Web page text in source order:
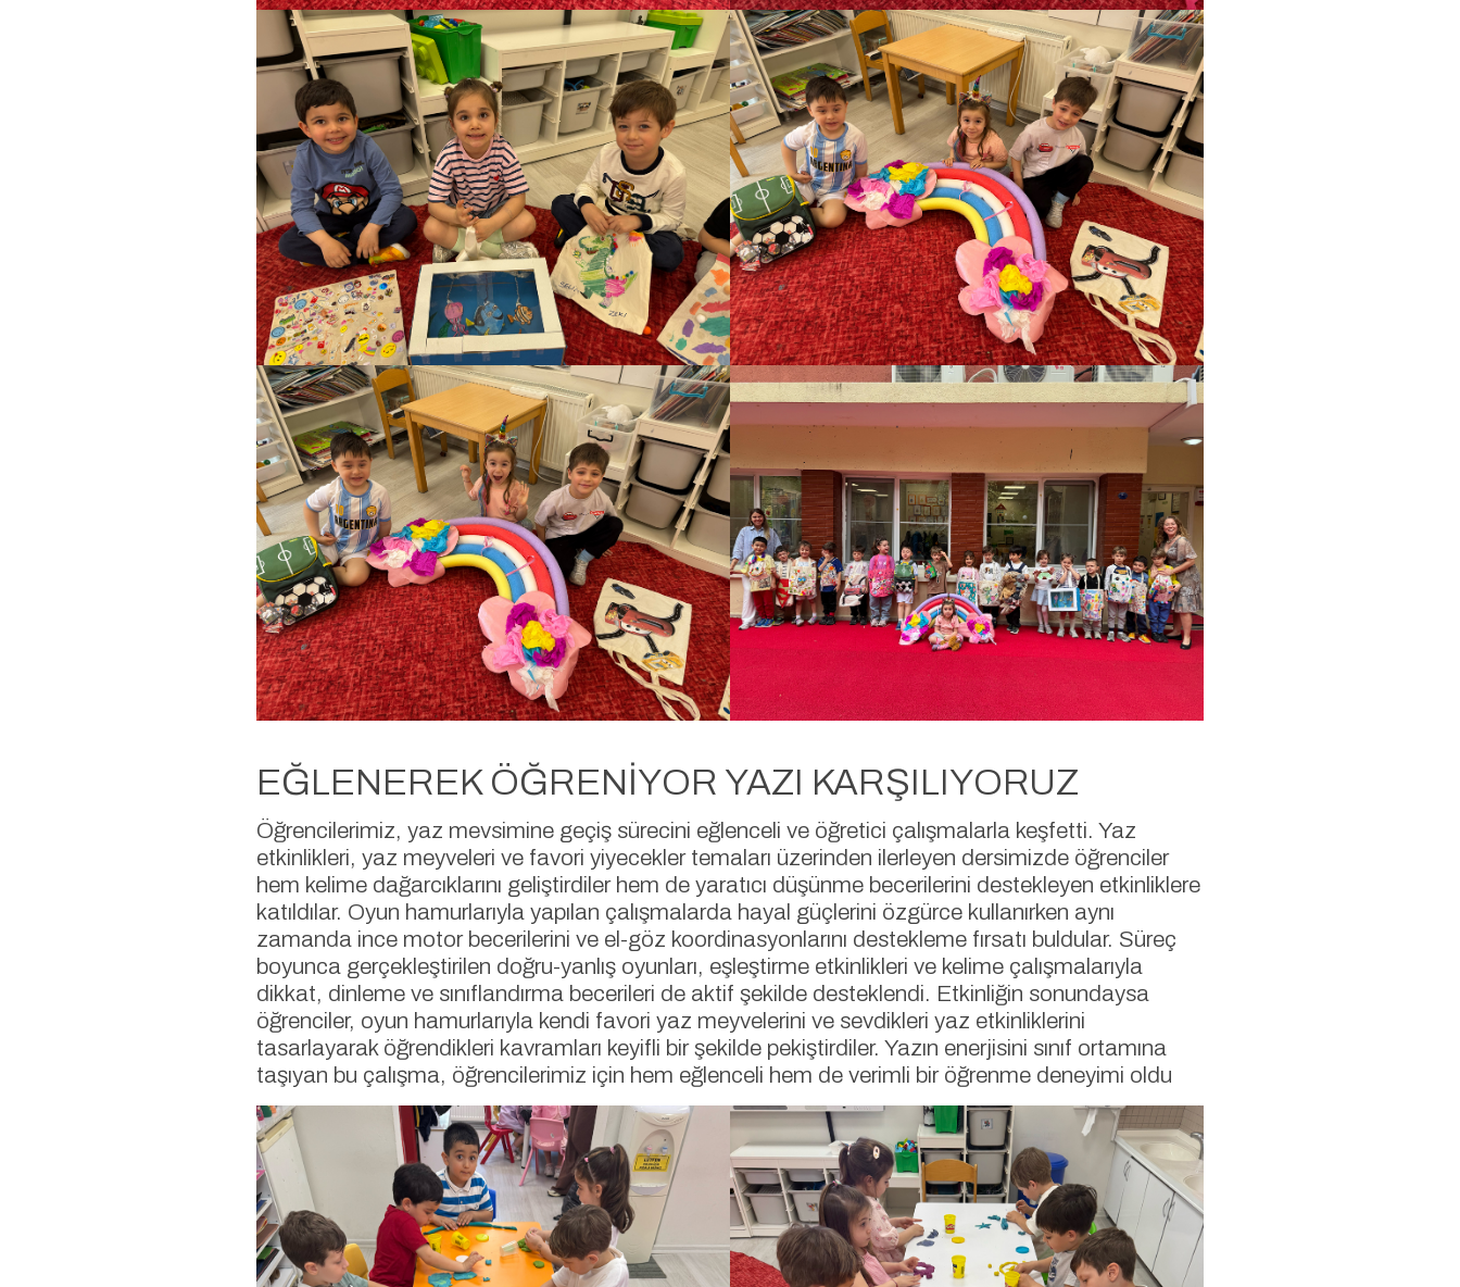
EĞLENEREK ÖĞRENİYOR YAZI KARŞILIYORUZ
Öğrencilerimiz, yaz mevsimine geçiş sürecini eğlenceli ve öğretici çalışmalarla keşfetti. Yaz
etkinlikleri, yaz meyveleri ve favori yiyecekler temaları üzerinden ilerleyen dersimizde öğrenciler
hem kelime dağarcıklarını geliştirdiler hem de yaratıcı düşünme becerilerini destekleyen etkinliklere
katıldılar. Oyun hamurlarıyla yapılan çalışmalarda hayal güçlerini özgürce kullanırken aynı
zamanda ince motor becerilerini ve el-göz koordinasyonlarını destekleme fırsatı buldular. Süreç
boyunca gerçekleştirilen doğru-yanlış oyunları, eşleştirme etkinlikleri ve kelime çalışmalarıyla
dikkat, dinleme ve sınıflandırma becerileri de aktif şekilde desteklendi. Etkinliğin sonundaysa
öğrenciler, oyun hamurlarıyla kendi favori yaz meyvelerini ve sevdikleri yaz etkinliklerini
tasarlayarak öğrendikleri kavramları keyifli bir şekilde pekiştirdiler. Yazın enerjisini sınıf ortamına
taşıyan bu çalışma, öğrencilerimiz için hem eğlenceli hem de verimli bir öğrenme deneyimi oldu